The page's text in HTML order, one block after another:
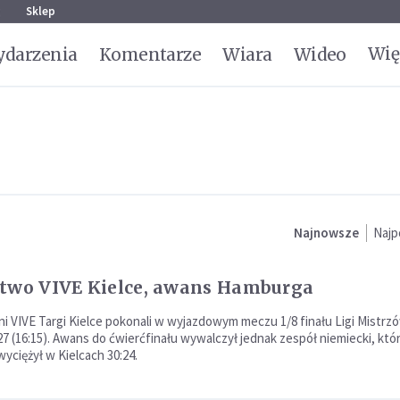
Sklep
Komentarze Wiara Wideo
Najnowsze
VIVE Kielce, awans Hamburga
VIVE Targi Kielce pokonali w wyjazdowym meczu 1/8 finału Ligi
(16:15). Awans do ćwierćfinału wywalczył jednak zespół niemiecki,
w Kielcach 30:24.